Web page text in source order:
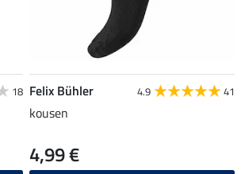
18 Felix Bühler 4.9 41
kousen
4,99 €